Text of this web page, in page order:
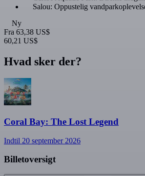
Salou: Oppustelig
Ny
Fra 63,38 US$
60,21 US$
Hvad sker der?
Coral Bay: The Lost Legend
Indtil 20 september 2026
Billetoversigt